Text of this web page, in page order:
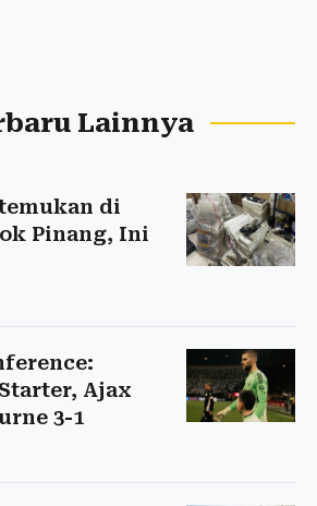
Lainnya
di
Pinang, Ini
Ajax
3-1